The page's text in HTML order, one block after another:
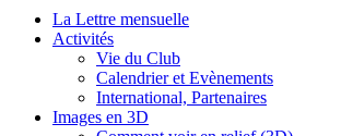
La Lettre mensuelle
Activités
Vie du Club
Calendrier et Evènements
International, Partenaires
Images en 3D